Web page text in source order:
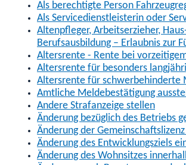
Als berechtigte Person
Als Servicedienstleisterin oder
Altenpfleger, Arbeitserzieher,
Berufsausbildung – Erlaubnis zur
Altersrente - Rente bei
Altersrente für besonders
Altersrente für schwerbehinderte
Amtliche Meldebestätigung
Andere Strafanzeige stellen
Änderung bezüglich des Betriebs
Änderung der
Änderung des Entwicklungsziels
Änderung des Wohnsitzes